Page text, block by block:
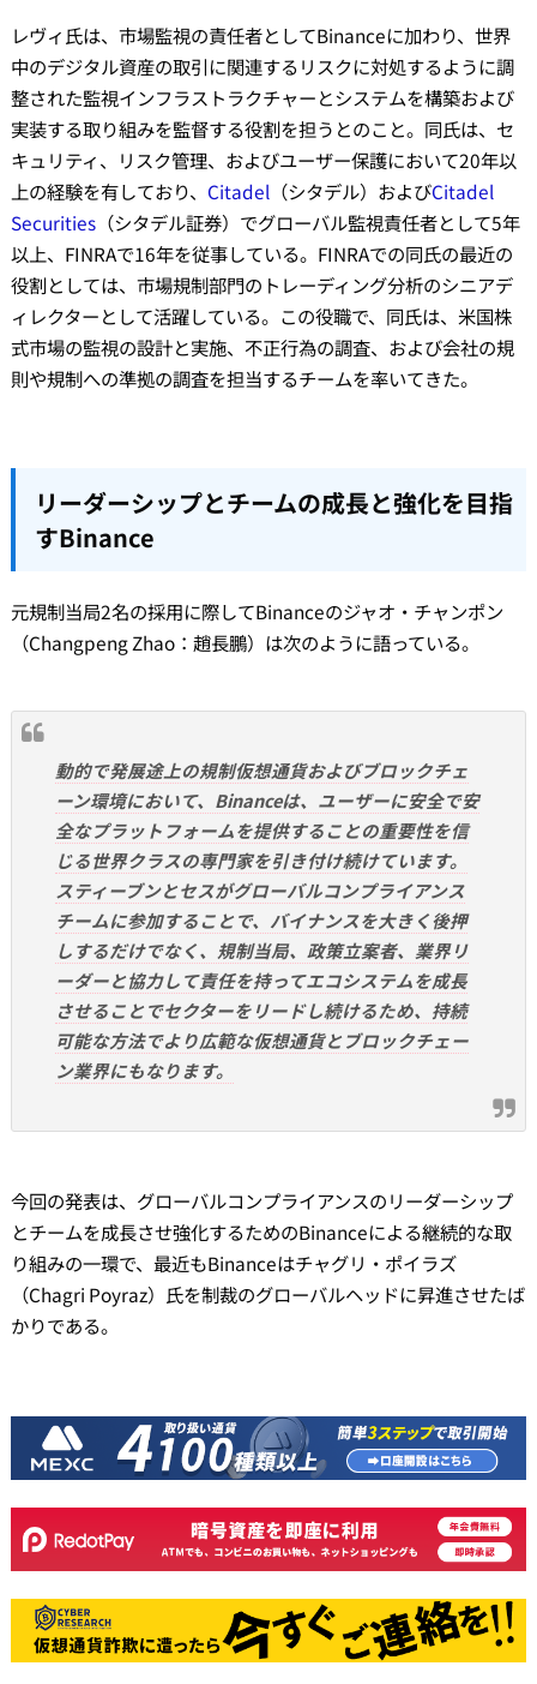
レヴィ氏は、市場監視の責任者としてBinanceに加わり、世界
中のデジタル資産の取引に関連するリスクに対処するように調
整された監視インフラストラクチャーとシステムを構築および
実装する取り組みを監督する役割を担うとのこと。同氏は、セ
キュリティ、リスク管理、およびユーザー保護において20年以
上の経験を有しており、 Citadel （シタデル）およびCitadel
Securities（シタデル証券）でグローバル監視責任者として5年
以上、FINRAで16年を従事している。FINRAでの同氏の最近の
役割としては、市場規制部門のトレーディング分析のシニアデ
ィレクターとして活躍している。この役職で、同氏は、米国株
式市場の監視の設計と実施、不正行為の調査、および会社の規
則や規制への準拠の調査を担当するチームを率いてきた。
リーダーシップとチームの成長と強化を目指
すBinance
元規制当局2名の採用に際してBinanceのジャオ・チャンポン
（Changpeng Zhao：趙長鵬）は次のように語っている。
動的で発展途上の規制仮想通貨およびブロックチェ
ーン環境において、Binanceは、ユーザーに安全で安
全なプラットフォームを提供することの重要性を信
じる世界クラスの専門家を引き付け続けています。
スティーブンとセスがグローバルコンプライアンス
チームに参加することで、バイナンスを大きく後押
しするだけでなく、規制当局、政策立案者、業界リ
ーダーと協力して責任を持ってエコシステムを成長
させることでセクターをリードし続けるため、持続
可能な方法でより広範な仮想通貨とブロックチェー
ン業界にもなります。
今回の発表は、グローバルコンプライアンスのリーダーシップ
とチームを成長させ強化するためのBinanceによる継続的な取
り組みの一環で、最近もBinanceはチャグリ・ポイラズ
（Chagri Poyraz）氏を制裁のグローバルヘッドに昇進させたば
かりである。